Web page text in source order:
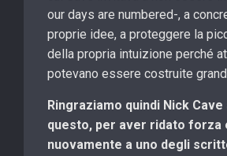
our days are numbered-, a
proprie idee, a proteggere la
della propria intuizione perché
potevano essere costruite
Ringraziamo quindi Nick
questo, per aver ridato forza
nuovamente a uno degli